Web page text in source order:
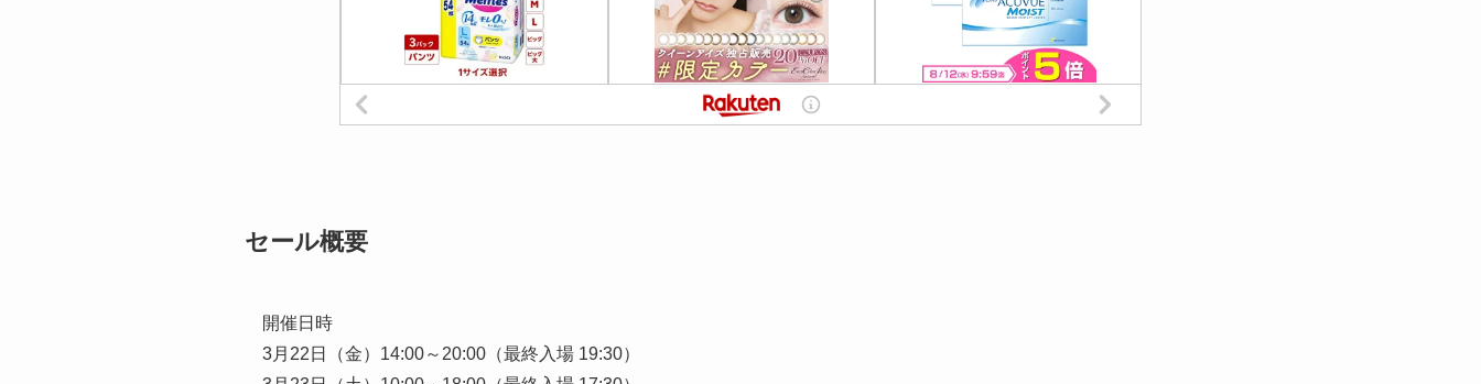
セール概要
開催日時
3月22日（金）14:00～20:00（最終入場 19:30）